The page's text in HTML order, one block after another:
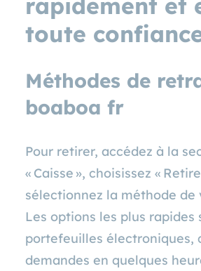
toute
Méthodes de
boaboa fr
Pour retirer, accédez à la
« Caisse », choisissez «
sélectionnez la méthode de
Les options les plus rapides
portefeuilles électroniques,
demandes en quelques